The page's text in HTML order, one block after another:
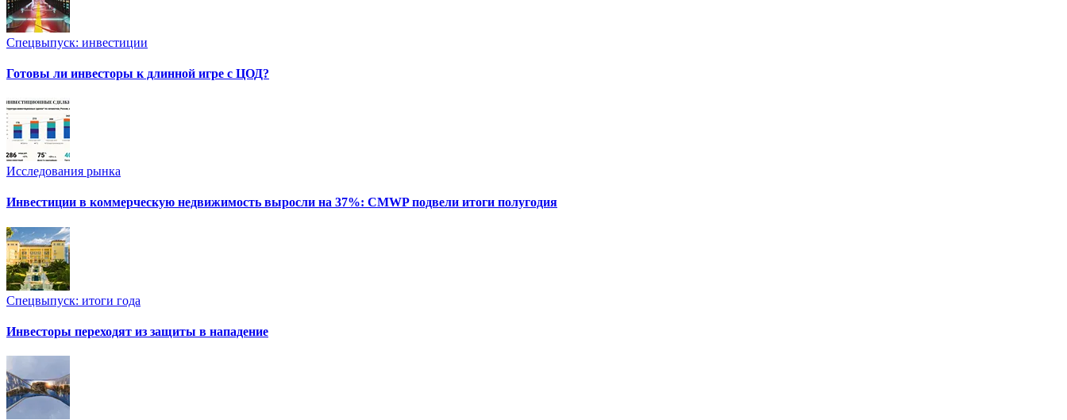
Спецвыпуск: инвестиции
Готовы ли инвесторы к длинной игре с ЦОД?
Исследования рынка
Инвестиции в коммерческую недвижимость выросли на 37%: CMWP подвели итоги полугодия
Спецвыпуск: итоги года
Инвесторы переходят из защиты в нападение